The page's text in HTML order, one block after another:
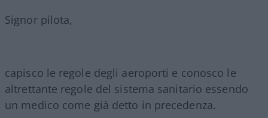
Signor pilota,
capisco le regole degli aeroporti e conosco le
altrettante regole del sistema sanitario essendo
un medico come già detto in precedenza.